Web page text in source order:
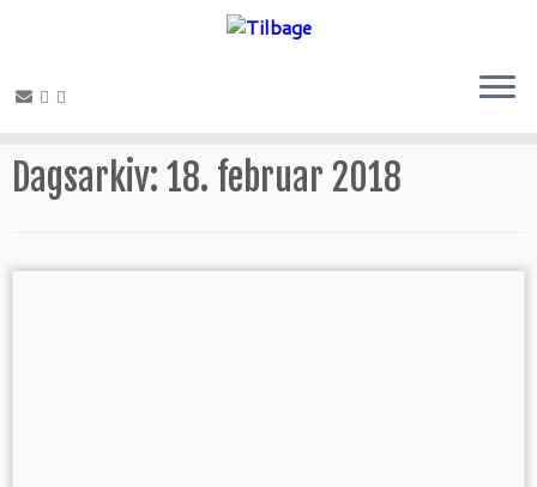
indhold
Dagsarkiv: 18. februar 2018